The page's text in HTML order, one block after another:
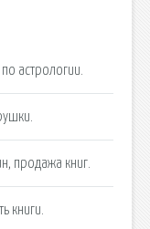
астрологии.
продажа книг.
книги.